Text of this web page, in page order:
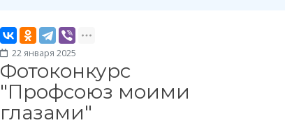
22 января 2025
Фотоконкурс
"Профсоюз моими
глазами"